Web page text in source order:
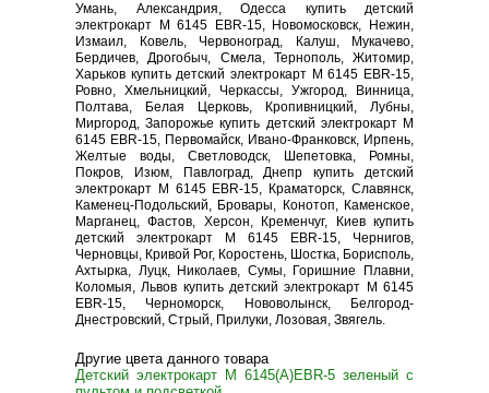
Умань, Александрия, Одесса купить детский
электрокарт M 6145 EBR-15, Новомосковск, Нежин,
Измаил, Ковель, Червоноград, Калуш, Мукачево,
Бердичев, Дрогобыч, Смела, Тернополь, Житомир,
Харьков купить детский электрокарт M 6145 EBR-15,
Ровно, Хмельницкий, Черкассы, Ужгород, Винница,
Полтава, Белая Церковь, Кропивницкий, Лубны,
Миргород, Запорожье купить детский электрокарт M
6145 EBR-15, Первомайск, Ивано-Франковск, Ирпень,
Желтые воды, Светловодск, Шепетовка, Ромны,
Покров, Изюм, Павлоград, Днепр купить детский
электрокарт M 6145 EBR-15, Краматорск, Славянск,
Каменец-Подольский, Бровары, Конотоп, Каменское,
Марганец, Фастов, Херсон, Кременчуг, Киев купить
детский электрокарт M 6145 EBR-15, Чернигов,
Черновцы, Кривой Рог, Коростень, Шостка, Борисполь,
Ахтырка, Луцк, Николаев, Сумы, Горишние Плавни,
Коломыя, Львов купить детский электрокарт M 6145
EBR-15, Черноморск, Нововолынск, Белгород-
Днестровский, Стрый, Прилуки, Лозовая, Звягель.
Другие цвета данного товара
Детский электрокарт M 6145(A)EBR-5 зеленый с